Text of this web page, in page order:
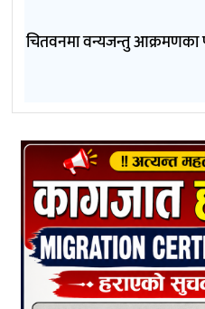
चितवनमा वन्यजन्तु आक्रमणका